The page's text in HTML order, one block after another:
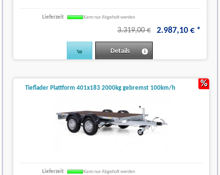
Lieferzeit Kann nur Abgeholt werden
3.319,00 € 2.987,10 € *
Details
Tieflader Plattform 401x183 2000kg gebremst 100km/h
Lieferzeit Kann nur Abgeholt werden
%